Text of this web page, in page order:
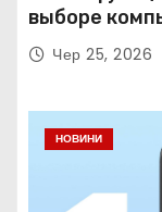
выборе
Чер 25, 2026
НОВИНИ